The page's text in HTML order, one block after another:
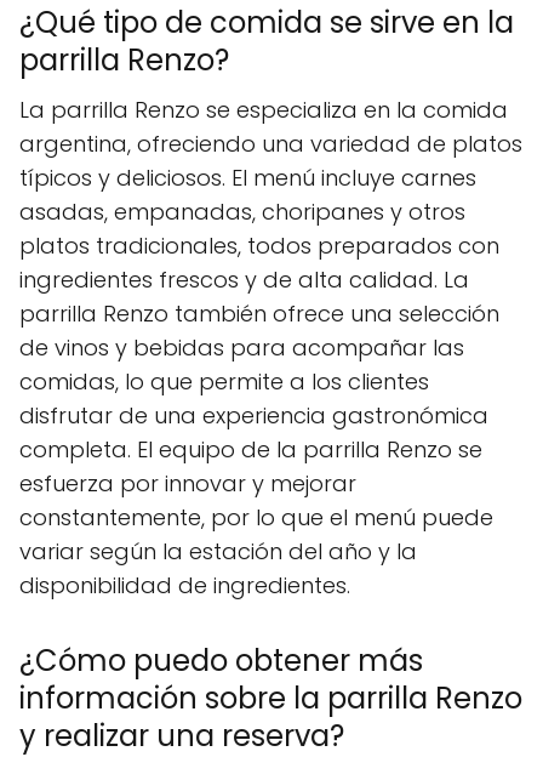
¿Qué tipo de comida se sirve en la
parrilla Renzo?
La parrilla Renzo se especializa en la comida
argentina, ofreciendo una variedad de platos
típicos y deliciosos. El menú incluye carnes
asadas, empanadas, choripanes y otros
platos tradicionales, todos preparados con
ingredientes frescos y de alta calidad. La
parrilla Renzo también ofrece una selección
de vinos y bebidas para acompañar las
comidas, lo que permite a los clientes
disfrutar de una experiencia gastronómica
completa. El equipo de la parrilla Renzo se
esfuerza por innovar y mejorar
constantemente, por lo que el menú puede
variar según la estación del año y la
disponibilidad de ingredientes.
¿Cómo puedo obtener más
información sobre la parrilla Renzo
y realizar una reserva?